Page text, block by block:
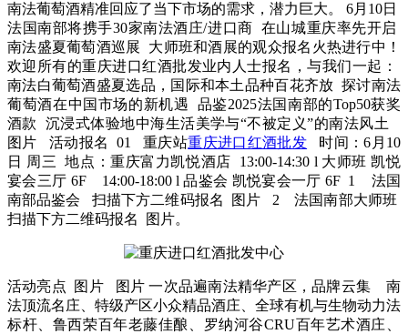
南法葡萄酒精准回应了当下市场的需求，潜力巨大。 6月10日
法国南部将携手30家南法酒庄/进口商 在山城重庆率先开启
南法盛夏葡萄酒巡展 大师班和酒展的观众报名火热进行中！
欢迎所有的重庆进口红酒批发业内人士报名，与我们一起：
南法白葡萄酒盛夏选品，国际和本土品种百花齐放 探讨南法
葡萄酒在中国市场的新机遇 品鉴2025法国南部的Top50获奖
酒款 沉浸式体验地中海生活美学与“不被定义”的南法风土
图片 活动报名 01 重庆站重庆进口红酒批发 时间：6月10
日 周三 地点：重庆富力凯悦酒店 13:00-14:30 l 大师班 凯悦
宴会三厅 6F 14:00-18:00 l 品鉴会 凯悦宴会一厅 6F 1 法国
南部品鉴会 扫描下方二维码报名 图片 2 法国南部大师班
扫描下方二维码报名 图片。
活动亮点 图片 图片 一次品遍南法精华产区，品牌云集 南
法顶流名庄、特级产区小众精品酒庄、全球有机与生物动力法
标杆、鲁西荣百年老藤佳酿、罗纳河谷CRU百年艺术酒庄、